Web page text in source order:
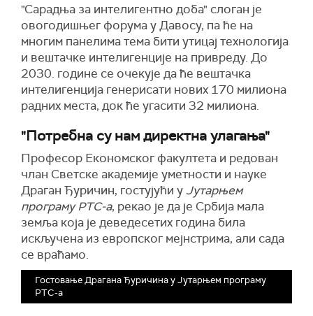
"Сарадња за интелигентно доба" слоган је
овогодишњег форума у Давосу, па ће на
многим панелима тема бити утицај технологија
и вештачке интелигенције на привреду. До
2030. године се очекује да ће вештачка
интелигенција генерисати нових 170 милиона
радних места, док ће угасити 32 милиона.
"Потребна су нам директна улагања"
Професор Економског факултета и редован
члан Светске академије уметности и науке
Драган Ђуричин, гостујући у Јутарњем
програму РТС-а, рекао је да је Србија мала
земља која је деведесетих година била
искључена из европског мејнстрима, али сада
се враћамо.
Гостовање Драгана Ђуричина у Јутарњем програму
РТС-а